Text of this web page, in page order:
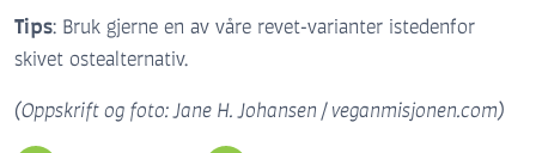
Tips: Bruk gjerne en av våre revet-varianter istedenfor
skivet ostealternativ.
(Oppskrift og foto: Jane H. Johansen / veganmisjonen.com)